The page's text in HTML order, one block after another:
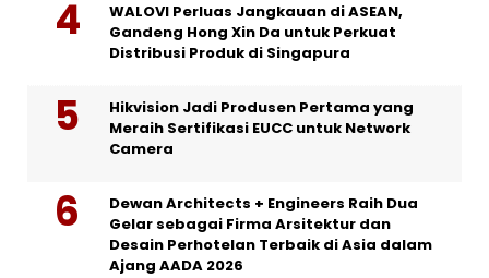
WALOVI Perluas Jangkauan di ASEAN,
Gandeng Hong Xin Da untuk Perkuat
Distribusi Produk di Singapura
Hikvision Jadi Produsen Pertama yang
Meraih Sertifikasi EUCC untuk Network
Camera
Dewan Architects + Engineers Raih Dua
Gelar sebagai Firma Arsitektur dan
Desain Perhotelan Terbaik di Asia dalam
Ajang AADA 2026